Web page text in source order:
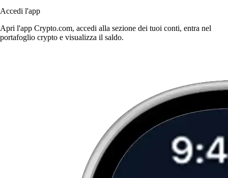
Accedi l'app
Apri l'app Crypto.com, accedi alla sezione dei tuoi conti, entra nel
portafoglio crypto e visualizza il saldo.